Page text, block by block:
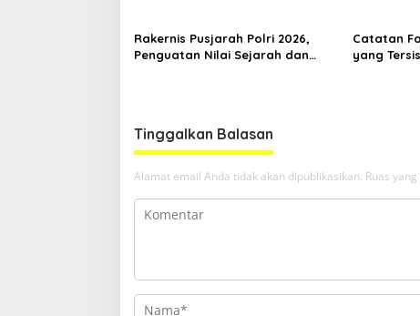
Rakernis Pusjarah Polri 2026,
Penguatan Nilai Sejarah dan
Catatan
yang
Tinggalkan Balasan
Alamat email Anda tidak akan dipublikasikan. Ruas